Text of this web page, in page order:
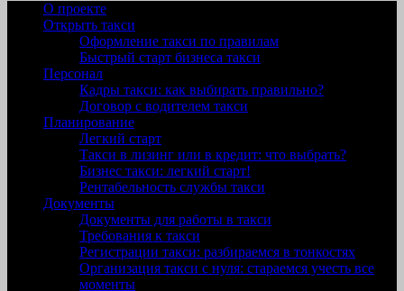
О проекте
Открыть такси
Оформление такси по правилам
Быстрый старт бизнеса такси
Персонал
Кадры такси: как выбирать правильно?
Договор с водителем такси
Планирование
Легкий старт
Такси в лизинг или в кредит: что выбрать?
Бизнес такси: легкий старт!
Рентабельность службы такси
Документы
Документы для работы в такси
Требования к такси
Регистрации такси: разбираемся в тонкостях
Организация такси с нуля: стараемся учесть все
моменты